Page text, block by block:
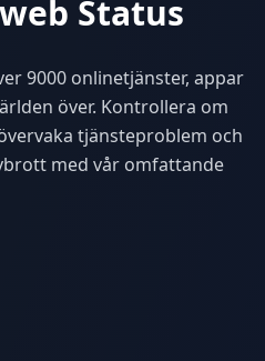
Status
9000 onlinetjänster, appar
över. Kontrollera om
tjänsteproblem och
med vår omfattande